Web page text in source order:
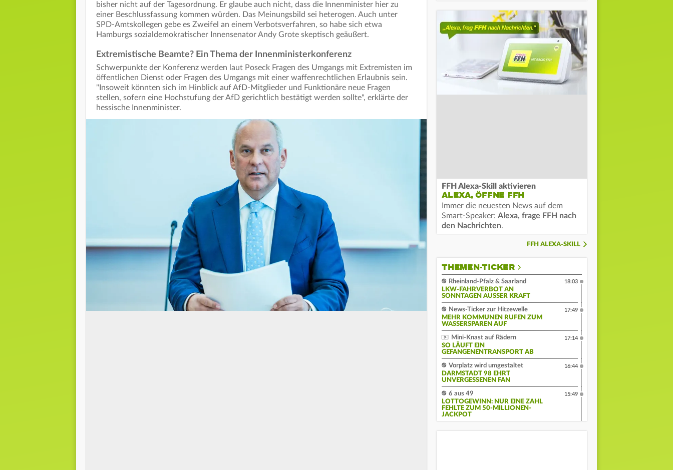
bisher nicht auf der Tagesordnung. Er glaube auch nicht, dass die Innenminister hier zu
einer Beschlussfassung kommen würden. Das Meinungsbild sei heterogen. Auch unter
SPD-Amtskollegen gebe es Zweifel an einem Verbotsverfahren, so habe sich etwa
Hamburgs sozialdemokratischer Innensenator Andy Grote skeptisch geäußert.
Extremistische Beamte? Ein Thema der Innenministerkonferenz
Schwerpunkte der Konferenz werden laut Poseck Fragen des Umgangs mit Extremisten im
öffentlichen Dienst oder Fragen des Umgangs mit einer waffenrechtlichen Erlaubnis sein.
"Insoweit könnten sich im Hinblick auf AfD-Mitglieder und Funktionäre neue Fragen
stellen, sofern eine Hochstufung der AfD gerichtlich bestätigt werden sollte", erklärte der
hessische Innenminister.
FFH Alexa-Skill aktivieren
ALEXA, ÖFFNE FFH
Immer die neuesten News auf dem
Smart-Speaker: Alexa, frage FFH nach
den Nachrichten.
FFH ALEXA-SKILL
THEMEN-TICKER
Rheinland-Pfalz & Saarland
LKW-FAHRVERBOT AN
SONNTAGEN AUSSER KRAFT
18:03
News-Ticker zur Hitzewelle
MEHR KOMMUNEN RUFEN ZUM
WASSERSPAREN AUF
17:49
Mini-Knast auf Rädern
SO LÄUFT EIN
GEFANGENENTRANSPORT AB
17:14
Vorplatz wird umgestaltet
DARMSTADT 98 EHRT
UNVERGESSENEN FAN
16:44
6 aus 49
LOTTOGEWINN: NUR EINE ZAHL
FEHLTE ZUM 50-MILLIONEN-
JACKPOT
15:49